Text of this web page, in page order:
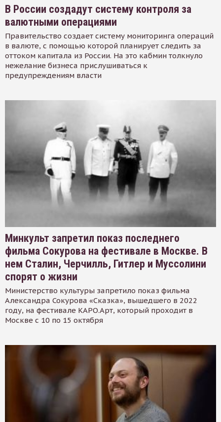
В России создадут систему контроля за
валютными операциями
Правительство создает систему мониторинга операций
в валюте, с помощью которой планирует следить за
оттоком капитала из России. На это кабмин толкнуло
нежелание бизнеса прислушиваться к
предупреждениям власти
Минкульт запретил показ последнего
фильма Сокурова на фестивале в Москве. В
нем Сталин, Черчилль, Гитлер и Муссолини
спорят о жизни
Министерство культуры запретило показ фильма
Александра Сокурова «Сказка», вышедшего в 2022
году, на фестивале КАРО.Арт, который проходит в
Москве с 10 по 15 октября